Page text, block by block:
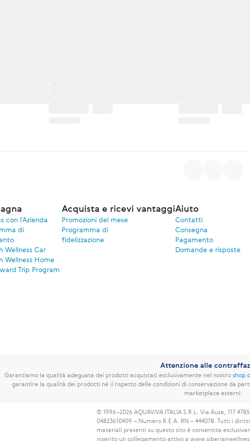
con l'Azienda
di
Wellness Car
Wellness Home
Trip Program
Acquista e ricevi vantaggi
Promozioni del mese
Programma di
fidelizzazione
Aiuto
Contatti
Consegna
Pagamento
Domande e risposte
Attenzione alle
Garantiamo la qualità adeguata dei prodotti acquistati esclusivamente nel nostroshop
garantire la qualità dei prodotti né il rispetto delle condizioni di conservazione da
marketplace esterni.
© 1996–2026 AQUAVIVA ITALIA S.R.L. Via Ausa, 117
04823610409 – Numero R.E.A. RN – 444078. Tutti i
materiali presenti su questo sito è consentita
inserito un collegamento attivo a